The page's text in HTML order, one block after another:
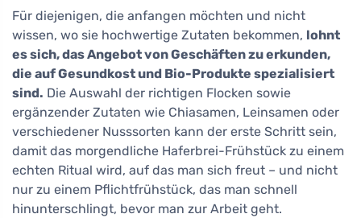
Für diejenigen, die anfangen möchten und nicht
wissen, wo sie hochwertige Zutaten bekommen, lohnt
es sich, das Angebot von Geschäften zu erkunden,
die auf Gesundkost und Bio-Produkte spezialisiert
sind. Die Auswahl der richtigen Flocken sowie
ergänzender Zutaten wie Chiasamen, Leinsamen oder
verschiedener Nusssorten kann der erste Schritt sein,
damit das morgendliche Haferbrei-Frühstück zu einem
echten Ritual wird, auf das man sich freut – und nicht
nur zu einem Pflichtfrühstück, das man schnell
hinunterschlingt, bevor man zur Arbeit geht.